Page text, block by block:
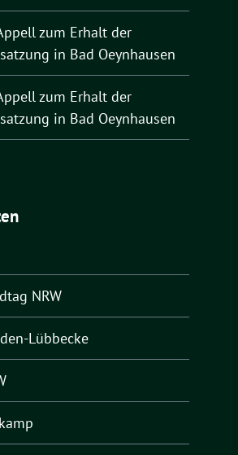
zum Erhalt der
in Bad Oeynhausen
zum Erhalt der
in Bad Oeynhausen
NRW
Lübbecke